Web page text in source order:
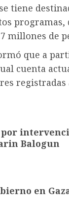
tiene
millones de
que a
cuenta
Balogun
en